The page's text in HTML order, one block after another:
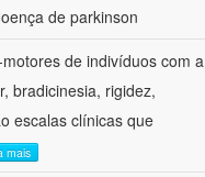
de parkinson
de indivíduos com a
bradicinesia, rigidez,
escalas clínicas que
mais